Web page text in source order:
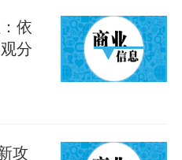
品存在热量虚标、营
问题，选购时需坚
常见陷阱。
千卡、营养全面
依
分
攻